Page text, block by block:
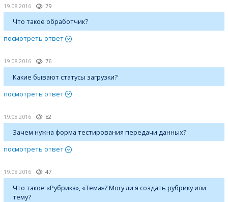
19.08.2016 79
Что такое обработчик?
посмотреть ответ
19.08.2016 76
Какие бывают статусы загрузки?
посмотреть ответ
19.08.2016 82
Зачем нужна форма тестирования передачи данных?
посмотреть ответ
19.08.2016 47
Что такое «Рубрика», «Тема»? Могу ли я создать рубрику или
тему?